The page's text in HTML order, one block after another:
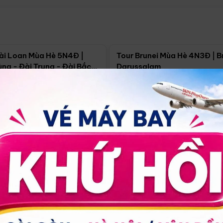
Loan Mùa Hè 5N4Đ |
- Đài Trung - Đài Bắc
18/09
Tour Brunei Mùa Hè 4N3Đ |
Darussalam
Hồ Chí Minh 4N3Đ
30/08 17/09 24/09
14.499.000đ Xem chi